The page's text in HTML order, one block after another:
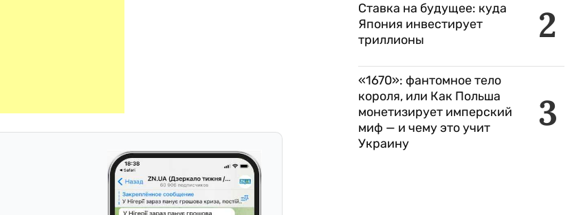
2
Ставка на будущее: куда
Япония инвестирует
триллионы
3
«1670»: фантомное тело
короля, или Как Польша
монетизирует имперский
миф — и чему это учит
Украину